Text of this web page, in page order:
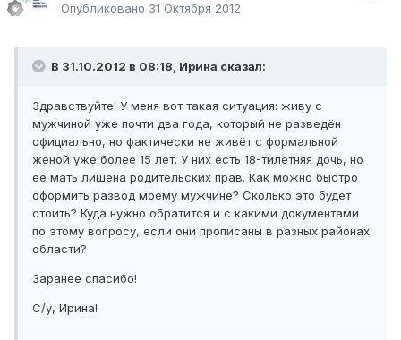
Опубликовано 31 Октября 2012
В 31.10.2012 в 08:18, Ирина сказал:
Здравствуйте! У меня вот такая ситуация: живу с
мужчиной уже почти два года, который не разведён
официально, но фактически не живёт с формальной
женой уже более 15 лет. У них есть 18-тилетняя дочь, но
её мать лишена родительских прав. Как можно быстро
оформить развод моему мужчине? Сколько это будет
стоить? Куда нужно обратится и с какими документами
по этому вопросу, если они прописаны в разных районах
области?
Заранее спасибо!
С/у, Ирина!